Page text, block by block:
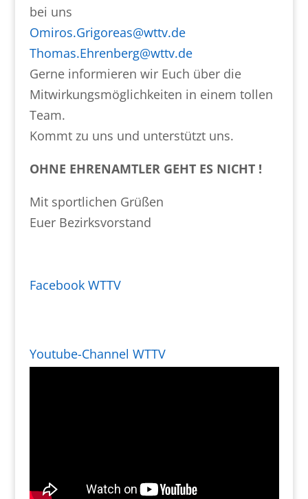
bei uns
Omiros.Grigoreas@wttv.de
Thomas.Ehrenberg@wttv.de
Gerne informieren wir Euch über die
Mitwirkungsmöglichkeiten in einem tollen
Team.
Kommt zu uns und unterstützt uns.
OHNE EHRENAMTLER GEHT ES NICHT !
Mit sportlichen Grüßen
Euer Bezirksvorstand
Facebook WTTV
Youtube-Channel WTTV